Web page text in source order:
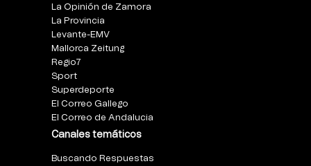
La Opinión de Zamora
La Provincia
Levante-EMV
Mallorca Zeitung
Regio7
Sport
Superdeporte
El Correo Gallego
El Correo de Andalucia
Canales temáticos
Buscando Respuestas